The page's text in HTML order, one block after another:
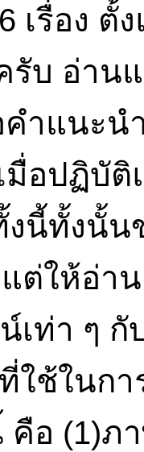
เรื่อง
รับ อ่า
ำแนะน
มื่อปฏิบั
นี้ทั้งนั้น
ต่ให้อ่า
เท่า ๆ กั
ในการ
คือ (1)ภ